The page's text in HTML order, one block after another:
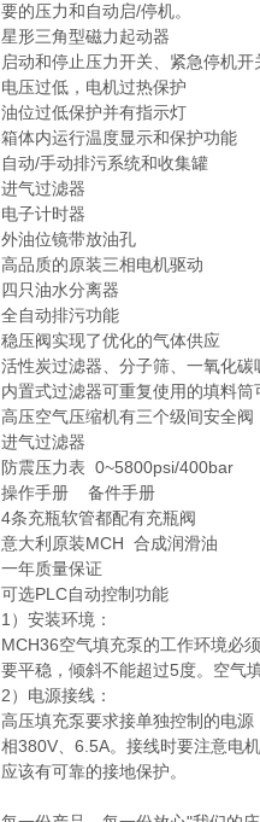
要的压力和自动启/停机。
星形三角型磁力起动器
启动和停止压力开关、紧急停机开
电压过低，电机过热保护
油位过低保护并有指示灯
箱体内运行温度显示和保护功能
自动/手动排污系统和收集罐
进气过滤器
电子计时器
外油位镜带放油孔
高品质的原装三相电机驱动
四只油水分离器
全自动排污功能
稳压阀实现了优化的气体供应
活性炭过滤器、分子筛、一氧化
内置式过滤器可重复使用的填料
高压空气压缩机有三个级间安全阀
进气过滤器
防震压力表 0~5800psi/400bar
操作手册 备件手册
4条充瓶软管都配有充瓶阀
意大利原装MCH 合成润滑油
一年质量保证
可选PLC自动控制功能
1）安装环境：
MCH36空气填充泵的工作环境必
要平稳，倾斜不能超过5度。空气
2）电源接线：
高压填充泵要求接单独控制的电
相380V、6.5A。接线时要注意电
应该有可靠的接地保护。